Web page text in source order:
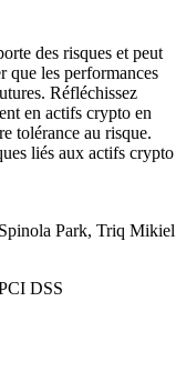
des risques et peut
que les performances
Réfléchissez
en actifs crypto en
tolérance au risque.
liés aux actifs crypto
Park, Triq Mikiel